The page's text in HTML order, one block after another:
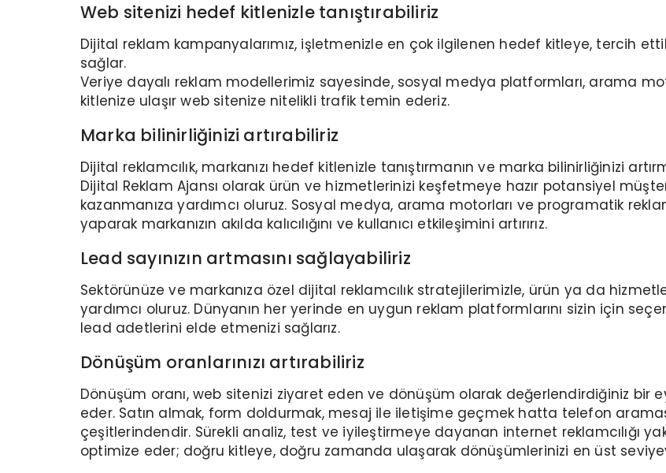
Web sitenizi hedef kitlenizle tanıştırabiliriz
Dijital reklam kampanyalarımız, işletmenizle en çok ilgilenen hedef kitleye, tercih
sağlar.
Veriye dayalı reklam modellerimiz sayesinde, sosyal medya platformları, arama
kitlenize ulaşır web sitenize nitelikli trafik temin ederiz.
Marka bilinirliğinizi artırabiliriz
Dijital reklamcılık, markanızı hedef kitlenizle tanıştırmanın ve marka bilinirliğinizi
Dijital Reklam Ajansı olarak ürün ve hizmetlerinizi keşfetmeye hazır potansiyel
kazanmanıza yardımcı oluruz. Sosyal medya, arama motorları ve programatik
yaparak markanızın akılda kalıcılığını ve kullanıcı etkileşimini artırırız.
Lead sayınızın artmasını sağlayabiliriz
Sektörünüze ve markanıza özel dijital reklamcılık stratejilerimizle, ürün ya da
yardımcı oluruz. Dünyanın her yerinde en uygun reklam platformlarını sizin için
lead adetlerini elde etmenizi sağlarız.
Dönüşüm oranlarınızı artırabiliriz
Dönüşüm oranı, web sitenizi ziyaret eden ve dönüşüm olarak değerlendirdiğiniz
eder. Satın almak, form doldurmak, mesaj ile iletişime geçmek hatta telefon
çeşitlerindendir. Sürekli analiz, test ve iyileştirmeye dayanan internet reklamcılığı
optimize eder; doğru kitleye, doğru zamanda ulaşarak dönüşümlerinizi en üst